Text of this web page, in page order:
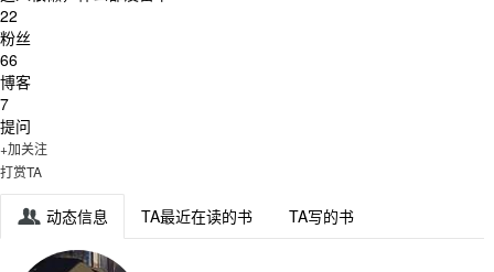
22
粉丝
66
博客
7
提问
+加关注
打赏TA
 动态信息 TA最近在读的书 TA写的书